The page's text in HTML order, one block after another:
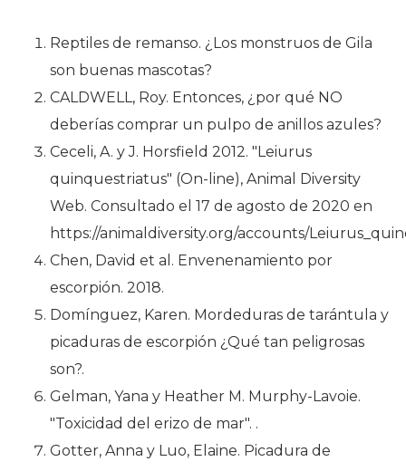
Reptiles de remanso. ¿Los monstruos de Gila
son buenas mascotas?
CALDWELL, Roy. Entonces, ¿por qué NO
deberías comprar un pulpo de anillos azules?
Ceceli, A. y J. Horsfield 2012. "Leiurus
quinquestriatus" (On-line), Animal Diversity
Web. Consultado el 17 de agosto de 2020 en
https://animaldiversity.org/accounts/
Chen, David et al. Envenenamiento por
escorpión. 2018.
Domínguez, Karen. Mordeduras de tarántula y
picaduras de escorpión ¿Qué tan peligrosas
son?.
Gelman, Yana y Heather M. Murphy-Lavoie.
"Toxicidad del erizo de mar". .
Gotter, Anna y Luo, Elaine. Picadura de